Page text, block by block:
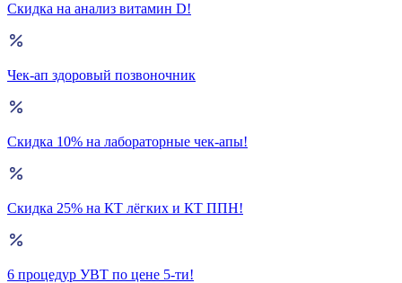
Скидка на анализ витамин D!
Чек-ап здоровый позвоночник
Скидка 10% на лабораторные чек-апы!
Скидка 25% на КТ лёгких и КТ ППН!
6 процедур УВТ по цене 5-ти!